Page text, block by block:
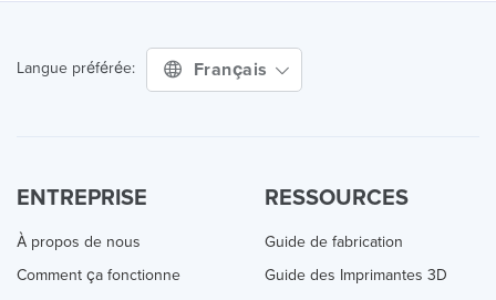
Langue préférée: Français
ENTREPRISE
À propos de nous
Comment ça fonctionne
RESSOURCES
Guide de fabrication
Guide des Imprimantes 3D